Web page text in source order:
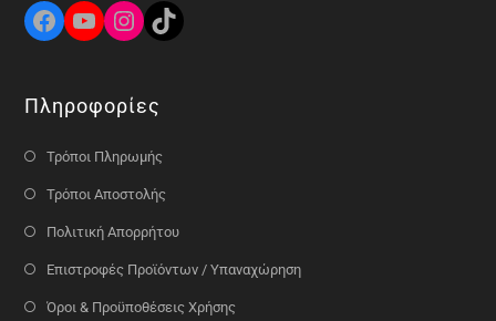
Πληροφορίες
Τρόποι Πληρωμής
Τρόποι Αποστολής
Πολιτική Απορρήτου
Επιστροφές Προϊόντων / Υπαναχώρηση
Όροι & Προϋποθέσεις Χρήσης